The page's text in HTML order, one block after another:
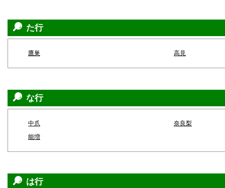
た行
鷹巣 高見
な行
中爪
奈良梨
能増
は行